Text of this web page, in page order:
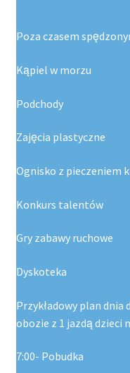
Poza czasem
Kąpiel w morzu
Podchody
Zajęcia plastyczne
Ognisko z pieczeniem
Konkurs talentów
Gry zabawy ruchowe
Dyskoteka
Przykładowy plan
obozie z 1 jazdą dzieci
7:00- Pobudka